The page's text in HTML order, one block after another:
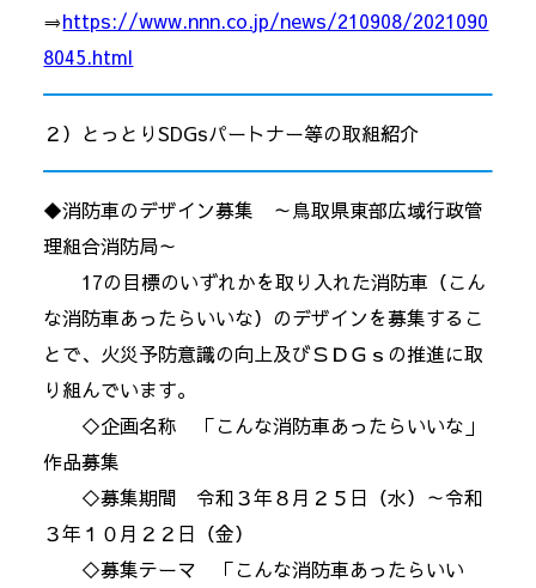
⇒https://www.nnn.co.jp/news/210908/2021090
8045.html
２）とっとりSDGsパートナー等の取組紹介
◆消防車のデザイン募集 ～鳥取県東部広域行政管
理組合消防局～
17の目標のいずれかを取り入れた消防車（こん
な消防車あったらいいな）のデザインを募集するこ
とで、火災予防意識の向上及びＳＤＧｓの推進に取
り組んでいます。
◇企画名称 「こんな消防車あったらいいな」
作品募集
◇募集期間 令和３年８月２５日（水）～令和
３年１０月２２日（金）
◇募集テーマ 「こんな消防車あったらいい